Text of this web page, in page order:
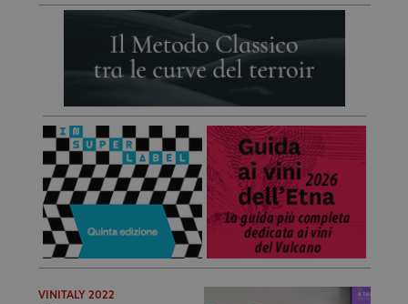
VINITALY 2022